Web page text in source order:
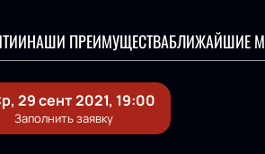
НАШИ ПРЕИМУЩЕСТВАБЛИЖАЙШИЕ